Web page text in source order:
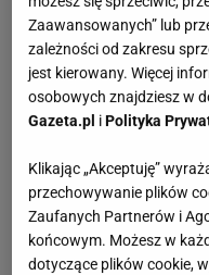
Zaawansowanych” lub
zależności od zakresu
jest kierowany. Więcej
osobowych znajdziesz w
Gazeta.pl iPolityka
Klikając „Akceptuję”
przechowywanie plików
Zaufanych Partnerów i
końcowym. Możesz w
dotyczące plików cookie,